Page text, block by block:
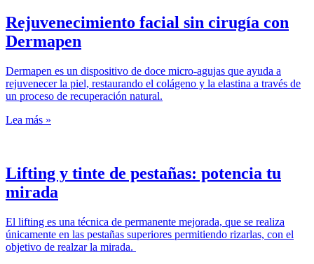
Rejuvenecimiento facial sin cirugía con
Dermapen
Dermapen es un dispositivo de doce micro-agujas que ayuda a
rejuvenecer la piel, restaurando el colágeno y la elastina a través de
un proceso de recuperación natural.
Lea más »
Lifting y tinte de pestañas: potencia tu
mirada
El lifting es una técnica de permanente mejorada, que se realiza
únicamente en las pestañas superiores permitiendo rizarlas, con el
objetivo de realzar la mirada.